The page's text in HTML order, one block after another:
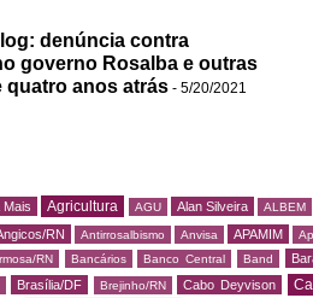
denúncia contra
governo Rosalba e outras
quatro anos atrás - 5/20/2021
Mais Agricultura AGU Alan Silveira ALBEM
RN Antirrosalbismo Anvisa APAMIM
RN Bancários Banco Central Band
Brasília/DF Brejinho/RN Cabo Deyvison